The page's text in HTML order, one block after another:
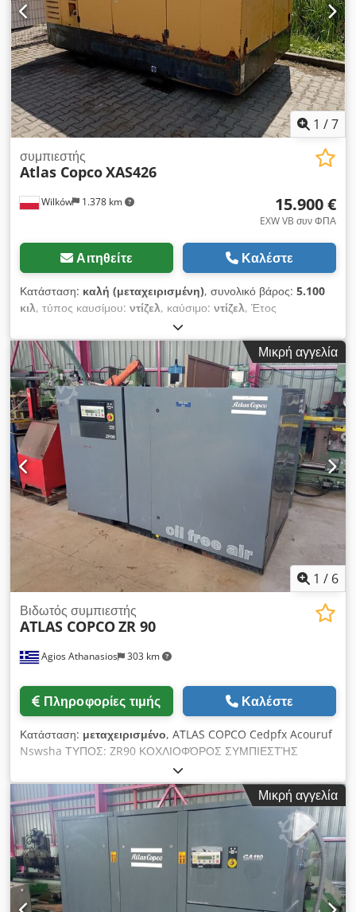
1 /7
Wilków 1.378 km
συμπιεστής
Atlas CopcoXAS426
15.900 €
EXW VB συν ΦΠΑ
Αιτηθείτε Καλέστε
Κατάσταση: καλή (μεταχειρισμένη), συνολικό βάρος: 5.100
κιλ, τύπος καυσίμου: ντίζελ, καύσιμο: ντίζελ, Έτος
, PROD. - ATLASCOPCO ΤΥΠΟΣ - XAS426
Chedpot Srw Asfx Acwoa S/N - YA3-062854-50542371 ΕΤΟΣ
- 2005 ΙΣΧΥΣ (kW) - 166 ΑΝΤΛΙΑ (m3/min) - 25 CIS (bar) - 7
Μικρή αγγελία
1 / 6
Agios Athanasios 303 km
Βιδωτός συμπιεστής
ATLAS COPCOZR 90
Πληροφορίες τιμής Καλέστε
Κατάσταση: μεταχειρισμένο, ATLAS COPCO Cedpfx Acouruf
Nswsha ΤΥΠΟΣ: ZR90 ΚΟΧΛΙΟΦΌΡΟΣ ΣΥΜΠΙΕΣΤΉΣ
Μικρή αγγελία